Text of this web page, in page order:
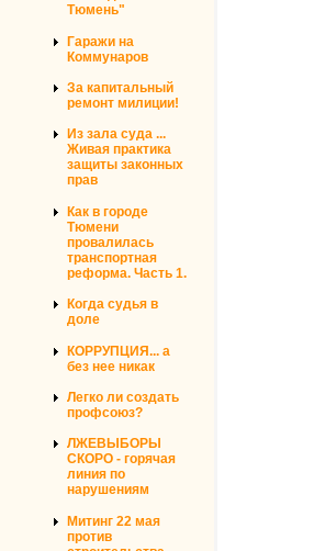
Тюмень"
Гаражи на
Коммунаров
За капитальный
ремонт милиции!
Из зала суда ...
Живая практика
защиты законных
прав
Как в городе
Тюмени
провалилась
транспортная
реформа. Часть 1.
Когда судья в
доле
КОРРУПЦИЯ... а
без нее никак
Легко ли создать
профсоюз?
ЛЖЕВЫБОРЫ
СКОРО - горячая
линия по
нарушениям
Митинг 22 мая
против